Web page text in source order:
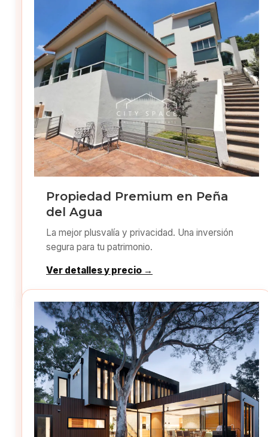
Propiedad Premium en Peña
del Agua
La mejor plusvalía y privacidad. Una inversión
segura para tu patrimonio.
Ver detalles y precio →